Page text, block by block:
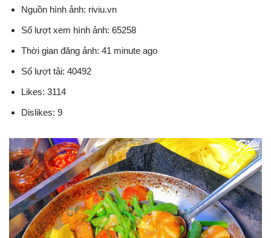
Nguồn hình ảnh: riviu.vn
Số lượt xem hình ảnh: 65258
Thời gian đăng ảnh: 41 minute ago
Số lượt tải: 40492
Likes: 3114
Dislikes: 9